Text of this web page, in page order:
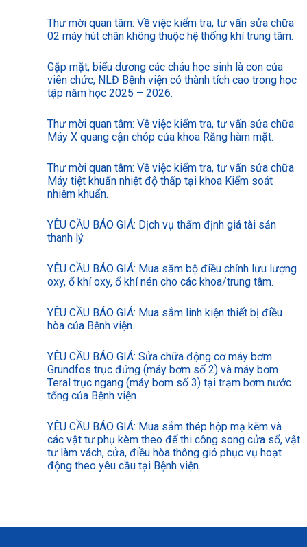
Thư mời quan tâm: Về việc kiểm tra, tư vấn sửa chữa
02 máy hút chân không thuộc hệ thống khí trung tâm.
Gặp mặt, biểu dương các cháu học sinh là con của
viên chức, NLĐ Bệnh viện có thành tích cao trong học
tập năm học 2025 – 2026.
Thư mời quan tâm: Về việc kiểm tra, tư vấn sửa chữa
Máy X quang cận chóp của khoa Răng hàm mặt.
Thư mời quan tâm: Về việc kiểm tra, tư vấn sửa chữa
Máy tiệt khuẩn nhiệt độ thấp tại khoa Kiểm soát
nhiễm khuẩn.
YÊU CẦU BÁO GIÁ: Dịch vụ thẩm định giá tài sản
thanh lý.
YÊU CẦU BÁO GIÁ: Mua sắm bộ điều chỉnh lưu lượng
oxy, ổ khí oxy, ổ khí nén cho các khoa/trung tâm.
YÊU CẦU BÁO GIÁ: Mua sắm linh kiện thiết bị điều
hòa của Bệnh viện.
YÊU CẦU BÁO GIÁ: Sửa chữa động cơ máy bơm
Grundfos trục đứng (máy bơm số 2) và máy bơm
Teral trục ngang (máy bơm số 3) tại trạm bơm nước
tổng của Bệnh viện.
YÊU CẦU BÁO GIÁ: Mua sắm thép hộp mạ kẽm và
các vật tư phụ kèm theo để thi công song cửa sổ, vật
tư làm vách, cửa, điều hòa thông gió phục vụ hoạt
động theo yêu cầu tại Bệnh viện.